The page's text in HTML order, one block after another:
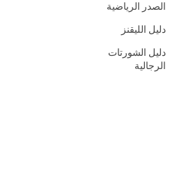
الصدر الرياضية
دليل الليقنز
دليل الشورتات
الرجالية